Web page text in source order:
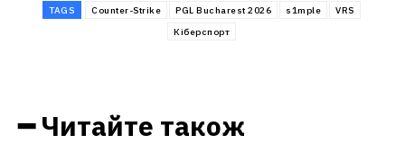
TAGS Counter-Strike PGL Bucharest 2026 s1mple
VRS
Кіберспорт
━ Читайте також